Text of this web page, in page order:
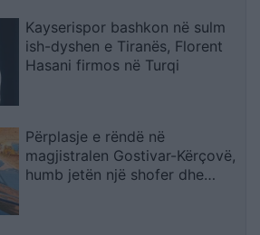
Kayserispor bashkon në sulm
ish-dyshen e Tiranës, Florent
Hasani firmos në Turqi
Përplasje e rëndë në
magjistralen Gostivar-Kërçovë,
humb jetën një shofer dhe